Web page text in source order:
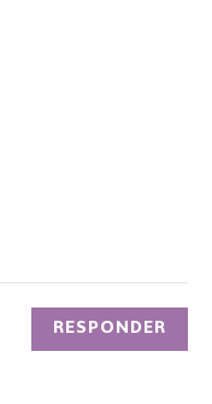
RESPONDER